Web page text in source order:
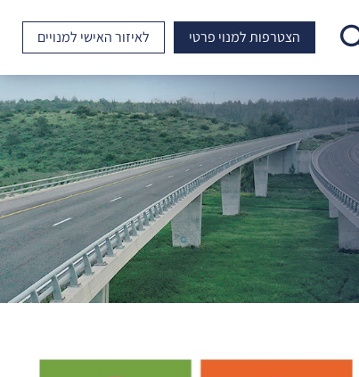
הצטרפות למנוי פרטי לאיזור האישי למנויים